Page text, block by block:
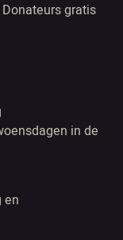
gratis
in de
en